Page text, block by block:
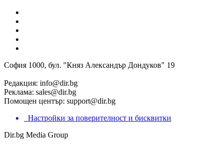
София 1000, бул. "Княз Александър Дондуков" 19
Редакция: info@dir.bg
Реклама: sales@dir.bg
Помощен център: support@dir.bg
Настройки за поверителност и бисквитки
Dir.bg Media Group